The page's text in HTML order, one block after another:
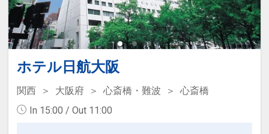
ホテル日航大阪
関西 大阪府 心斎橋・難波
心斎橋
In 15:00 / Out 11:00